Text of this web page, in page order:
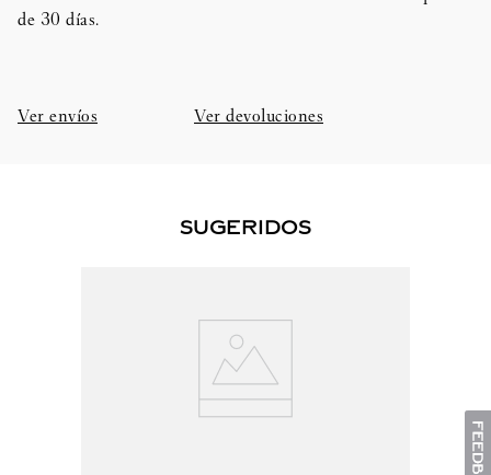
de 30 días.​
Ver envíos Ver devoluciones
SUGERIDOS